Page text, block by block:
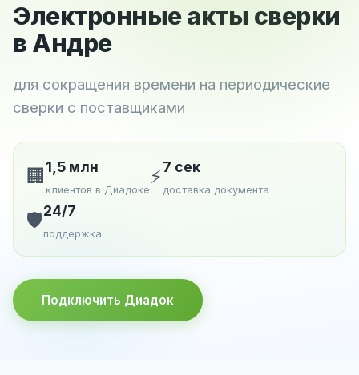
Электронные акты сверки
в Андре
для сокращения времени на периодические
сверки с поставщиками
🏢 1,5 млн
клиентов в Диадоке
⚡7 сек
доставка документа
🛡️24/7
поддержка
Подключить Диадок